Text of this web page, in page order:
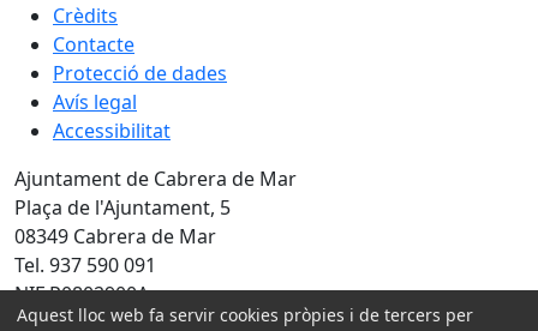
Crèdits
Contacte
Protecció de dades
Avís legal
Accessibilitat
Ajuntament de Cabrera de Mar
Plaça de l'Ajuntament, 5
08349 Cabrera de Mar
Tel. 937 590 091
NIF P0802900A
Aquest lloc web fa servir cookies pròpies i de tercers per